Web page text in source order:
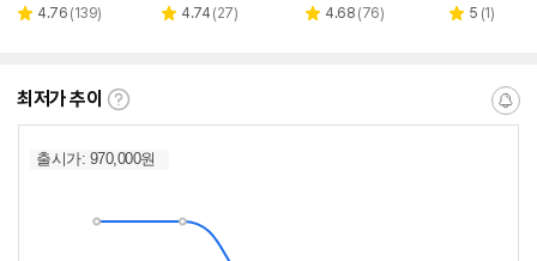
별 4.76 리
(139)
페이
별 4.74 리
(27)
별 4.68 리
(76)
별 5 리
(1)
최저가 추이
최
가
란?
알